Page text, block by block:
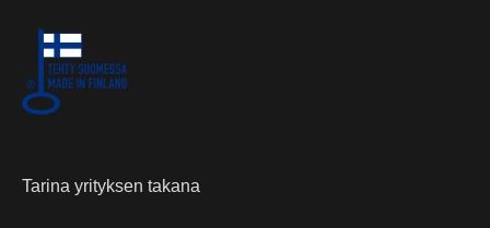
Tarina yrityksen takana